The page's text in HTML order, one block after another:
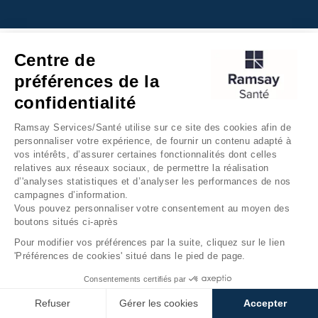
Centre de
préférences de la
confidentialité
Ramsay Services/Santé utilise sur ce site des cookies afin de
personnaliser votre expérience, de fournir un contenu adapté à
vos intérêts, d’assurer certaines fonctionnalités dont celles
relatives aux réseaux sociaux, de permettre la réalisation
d’'analyses statistiques et d’analyser les performances de nos
campagnes d’information.
Vous pouvez personnaliser votre consentement au moyen des
boutons situés ci-après
Pour modifier vos préférences par la suite, cliquez sur le lien
'Préférences de cookies' situé dans le pied de page.
Consentements certifiés par
Refuser Gérer les cookies Accepter